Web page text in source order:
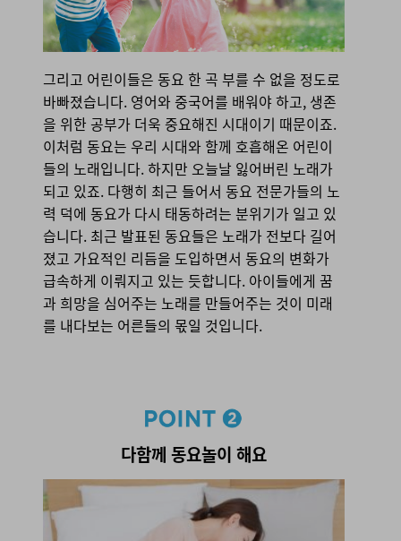
그리고 어린이들은 동요 한 곡 부를 수 없을 정도로
바빠졌습니다. 영어와 중국어를 배워야 하고, 생존
을 위한 공부가 더욱 중요해진 시대이기 때문이죠.
이처럼 동요는 우리 시대와 함께 호흡해온 어린이
들의 노래입니다. 하지만 오늘날 잃어버린 노래가
되고 있죠. 다행히 최근 들어서 동요 전문가들의 노
력 덕에 동요가 다시 태동하려는 분위기가 일고 있
습니다. 최근 발표된 동요들은 노래가 전보다 길어
졌고 가요적인 리듬을 도입하면서 동요의 변화가
급속하게 이뤄지고 있는 듯합니다. 아이들에게 꿈
과 희망을 심어주는 노래를 만들어주는 것이 미래
를 내다보는 어른들의 몫일 것입니다.
다함께 동요놀이 해요